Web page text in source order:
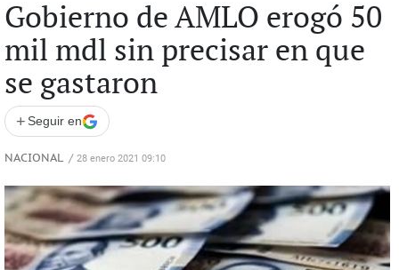
Gobierno de AMLO erogó 50
mil mdl sin precisar en que
se gastaron
+ Seguir en
NACIONAL / 28 enero 2021 09:10